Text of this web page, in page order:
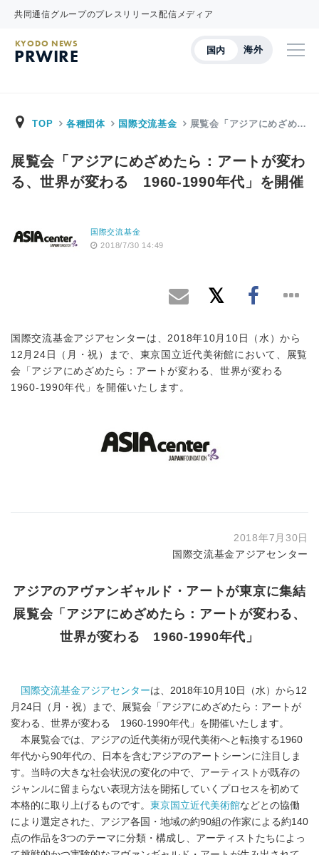
共同通信グループのプレスリリース配信メディア
国内 海外
KYODO NEWS
PRWIRE
TOP 各種団体 国際交流基金 展覧会「アジアにめざめ…
展覧会「アジアにめざめたら：アートが変わ
る、世界が変わる 1960-1990年代」を開催
国際交流基金
2018/7/30 14:49
国際交流基金アジアセンターは、2018年10月10日（水）から
12月24日（月・祝）まで、東京国立近代美術館において、展覧
会「アジアにめざめたら：アートが変わる、世界が変わる
1960-1990年代」を開催いたします。
2018年7月30日
国際交流基金アジアセンター
アジアのアヴァンギャルド・アートが東京に集結
展覧会「アジアにめざめたら：アートが変わる、
世界が変わる 1960-1990年代」
国際交流基金アジアセンターは、2018年10月10日（水）から12
月24日（月・祝）まで、展覧会「アジアにめざめたら：アートが
変わる、世界が変わる 1960-1990年代」を開催いたします。
本展覧会では、アジアの近代美術が現代美術へと転換する1960
年代から90年代の、日本を含むアジアのアートシーンに注目しま
す。当時の大きな社会状況の変化の中で、アーティストが既存の
ジャンルに留まらない表現方法を開拓していくプロセスを初めて
本格的に取り上げるものです。 東京国立近代美術館などとの協働
により選定された、アジア各国・地域の約90組の作家による約140
点の作品を3つのテーマに分類・構成し、アーティストたちによっ